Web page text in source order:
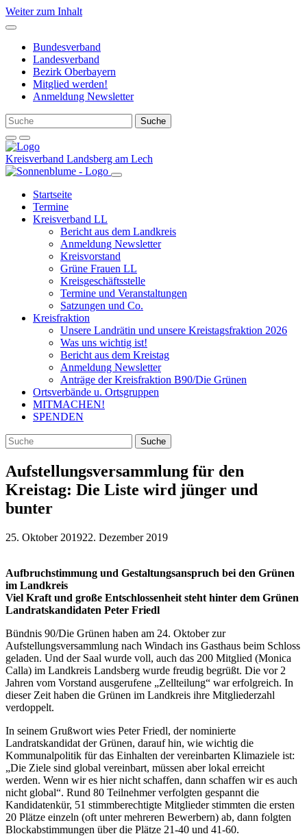
Weiter zum Inhalt
Bundesverband
Landesverband
Bezirk Oberbayern
Mitglied werden!
Anmeldung Newsletter
Kreisverband Landsberg am Lech
Startseite
Termine
Kreisverband LL
Bericht aus dem Landkreis
Anmeldung Newsletter
Kreisvorstand
Grüne Frauen LL
Kreisgeschäftsstelle
Termine und Veranstaltungen
Satzungen und Co.
Kreisfraktion
Unsere Landrätin und unsere Kreistagsfraktion 2026
Was uns wichtig ist!
Bericht aus dem Kreistag
Anmeldung Newsletter
Anträge der Kreisfraktion B90/Die Grünen
Ortsverbände u. Ortsgruppen
MITMACHEN!
SPENDEN
Aufstellungsversammlung für den
Kreistag: Die Liste wird jünger und
bunter
25. Oktober 201922. Dezember 2019
Aufbruchstimmung und Gestaltungsanspruch bei den Grünen
im Landkreis
Viel Kraft und große Entschlossenheit steht hinter dem Grünen
Landratskandidaten Peter Friedl
Bündnis 90/Die Grünen haben am 24. Oktober zur
Aufstellungsversammlung nach Windach ins Gasthaus beim Schloss
geladen. Und der Saal wurde voll, auch das 200 Mitglied (Monica
Calla) im Landkreis Landsberg wurde freudig begrüßt. Die vor 2
Jahren vom Vorstand ausgerufene „Zellteilung“ war erfolgreich. In
dieser Zeit haben die Grünen im Landkreis ihre Mitgliederzahl
verdoppelt.
In seinem Grußwort wies Peter Friedl, der nominierte
Landratskandidat der Grünen, darauf hin, wie wichtig die
Kommunalpolitik für das Einhalten der vereinbarten Klimaziele ist:
„Die Ziele sind global vereinbart, müssen aber lokal erreicht
werden. Wenn wir es hier nicht schaffen, dann schaffen wir es auch
nicht global“. Rund 80 Teilnehmer verfolgten gespannt die
Kandidatenkür, 51 stimmberechtigte Mitglieder stimmten die ersten
20 Plätze einzeln (oft unter mehreren Bewerbern) ab, dann folgten
Blockabstimmungen über die Plätze 21-40 und 41-60.